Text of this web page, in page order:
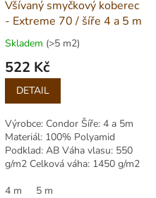
Všívaný smyčkový koberec
- Extreme 70 / šíře 4 a 5 m
Skladem (>5 m2)
522 Kč
Měrná
cena:
DETAIL
Výrobce: Condor Šíře: 4 a 5m
Materiál: 100% Polyamid
Podklad: AB Váha vlasu: 550
g/m2 Celková váha: 1450 g/m2
výška:...
4 m 5 m